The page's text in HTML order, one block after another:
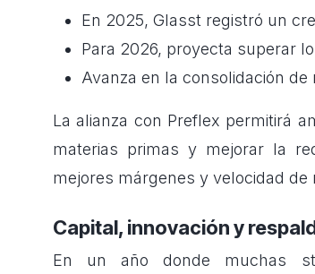
En 2025, Glasst registró un
Para 2026, proyecta superar
Avanza en la consolidación
La alianza con Preflex permitirá
materias primas y mejorar la
mejores márgenes y velocidad de
Capital, innovación y
En un año donde muchas